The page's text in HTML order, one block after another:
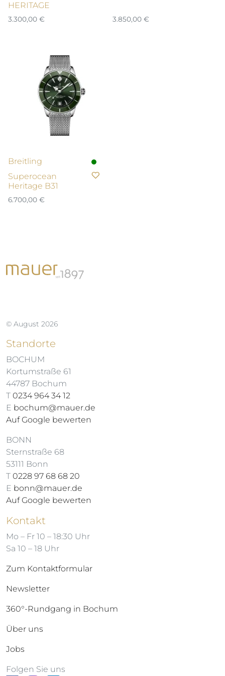
HERITAGE
3.300,00 € 3.850,00 €
Breitling
Superocean
Heritage B31
6.700,00 €
© August 2026
Standorte
BOCHUM
Kortumstraße 61
44787 Bochum
T 0234 964 34 12
E bochum@mauer.de
Auf Google bewerten
BONN
Sternstraße 68
53111 Bonn
T 0228 97 68 68 20
E bonn@mauer.de
Auf Google bewerten
Kontakt
Mo – Fr 10 – 18:30 Uhr
Sa 10 – 18 Uhr
Zum Kontaktformular
Newsletter
360°-Rundgang in Bochum
Über uns
Jobs
Folgen Sie uns